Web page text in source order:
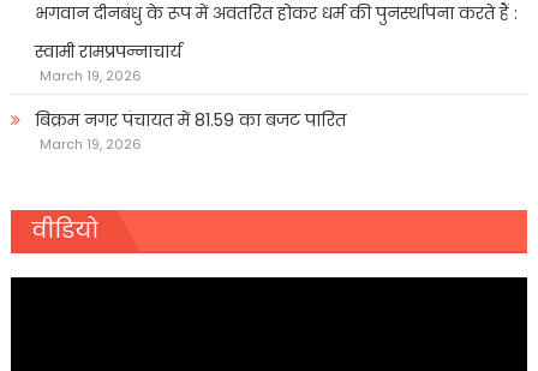
भगवान दीनबंधु के रूप में अवतरित होकर धर्म की पुनर्स्थापना करते हैं :
स्वामी रामप्रपन्नाचार्य
March 19, 2026
बिक्रम नगर पंचायत में 81.59 का बजट पारित
March 19, 2026
वीडियो